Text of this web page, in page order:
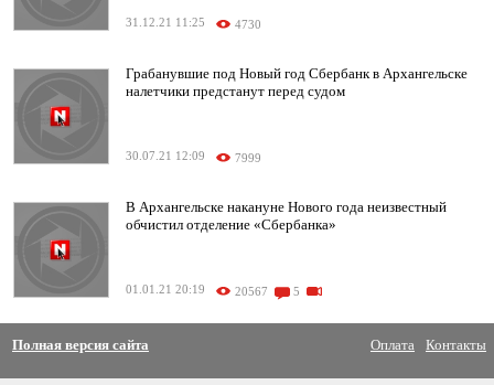
31.12.21 11:25 4730
Грабанувшие под Новый год Сбербанк в Архангельске
налетчики предстанут перед судом
30.07.21 12:09 7999
В Архангельске накануне Нового года неизвестный
обчистил отделение «Сбербанка»
01.01.21 20:19 20567 5
Полная версия сайта Оплата Контакты